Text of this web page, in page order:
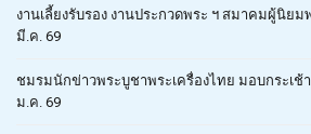
งานเลี้ยงรับรอง งานประกวดพระ ฯ สมาคมผู้นิยม
มี.ค. 69
ชมรมนักข่าวพระบูชาพระเครื่องไทย มอบกระเช้
ม.ค. 69